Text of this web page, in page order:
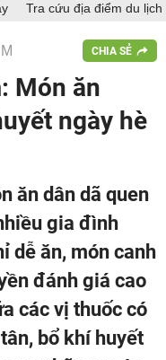
Tra cứu địa điểm du lịch
CHIA SẺ
Món ăn
ngày hè
ăn dân dã quen
gia đình
dễ ăn, món canh
đánh giá cao
các vị thuốc có
bổ khí huyết